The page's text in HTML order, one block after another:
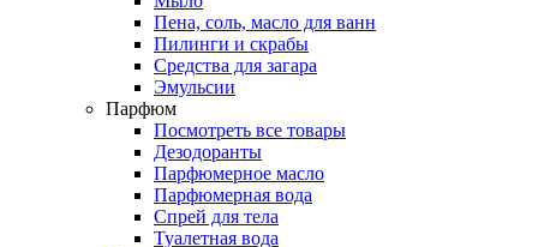
Пена, соль, масло для ванн
Пилинги и скрабы
Средства для загара
Эмульсии
Парфюм
Посмотреть все товары
Дезодоранты
Парфюмерное масло
Парфюмерная вода
Спрей для тела
Туалетная вода